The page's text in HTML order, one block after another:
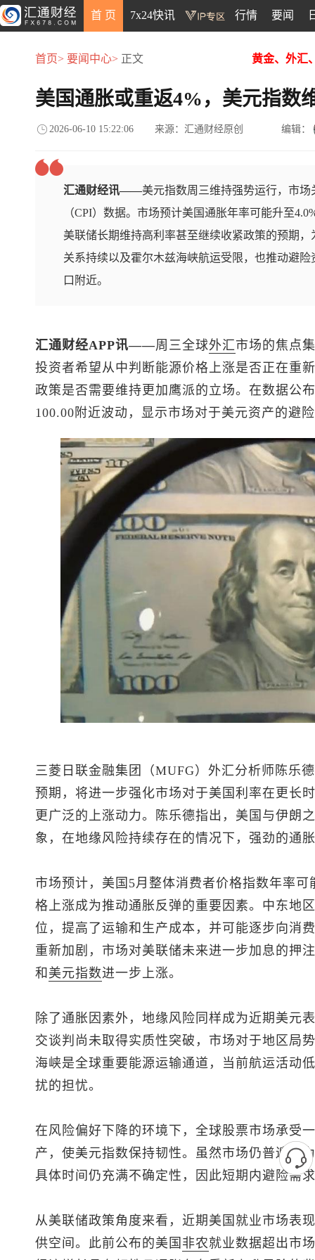
首 页 7x24快讯 行情 要闻
首页> 要闻中心> 正文 黄金、外汇
美国通胀或重返4%，美元指数
2026-06-10 15:22:06 来源：汇通财经原创 编辑：
汇通财经讯——美元指数周三维持强势运行，市
（CPI）数据。市场预计美国通胀年率可能升至
美联储长期维持高利率甚至继续收紧政策的预期
关系持续以及霍尔木兹海峡航运受限，也推动避
口附近。
汇通财经APP讯——周三全球外汇市场的焦点
投资者希望从中判断能源价格上涨是否正在重
政策是否需要维持更加鹰派的立场。在数据公
100.00附近波动，显示市场对于美元资产的避
三菱日联金融集团（MUFG）外汇分析师陈乐
预期，将进一步强化市场对于美国利率在更长
更广泛的上涨动力。陈乐德指出，美国与伊朗
象，在地缘风险持续存在的情况下，强劲的通
市场预计，美国5月整体消费者价格指数年率
格上涨成为推动通胀反弹的重要因素。中东地
位，提高了运输和生产成本，并可能逐步向消
重新加剧，市场对美联储未来进一步加息的押
和 美元指数进一步上涨。
除了通胀因素外，地缘风险同样成为近期美元
交谈判尚未取得实质性突破，市场对于地区局
海峡是全球重要能源运输通道，当前航运活动
扰的担忧。
在风险偏好下降的环境下，全球股票市场承受
产，使美元指数保持韧性。虽然市场仍普遍认
具体时间仍充满不确定性，因此短期内避险需
从美联储政策角度来看，近期美国就业市场表
供空间。此前公布的美国 非农就业数据超出市